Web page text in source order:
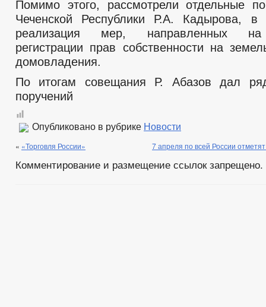
Помимо этого, рассмотрели отдельные
Чеченской Республики Р.А. Кадырова, в
реализация мер, направленных на
регистрации прав собственности на
домовладения.
По итогам совещания Р. Абазов дал
поручений
Опубликовано в рубрике Новости
« «Торговля России» 7 апреля по всей России
Комментирование и размещение ссылок запрещено.